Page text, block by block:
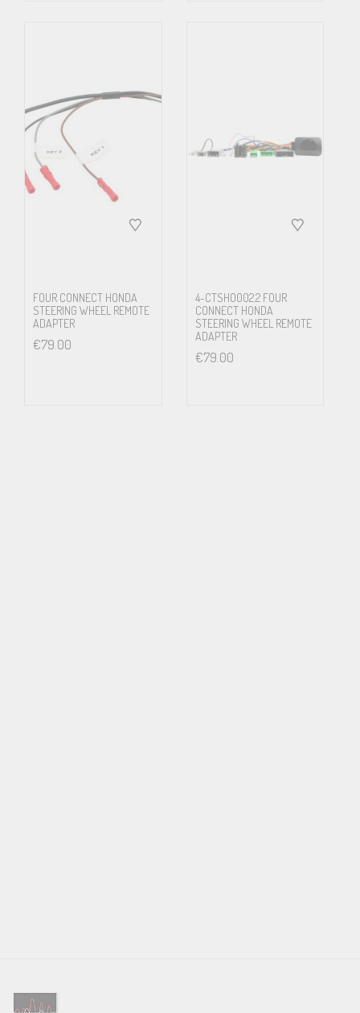
FOUR CONNECT HONDA
STEERING WHEEL REMOTE
ADAPTER
€79.00
4-CTSHO002.2 FOUR
CONNECT HONDA
STEERING WHEEL REMOTE
ADAPTER
€79.00